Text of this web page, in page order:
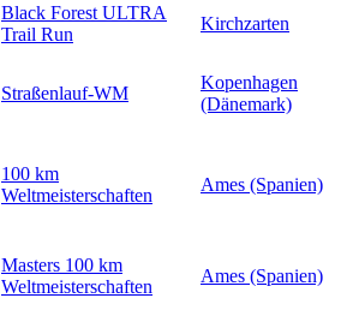
Black Forest ULTRA
Trail Run
Kirchzarten
Straßenlauf-WM
Kopenhagen
(Dänemark)
100 km
Weltmeisterschaften
Ames (Spanien)
Masters 100 km
Weltmeisterschaften
Ames (Spanien)